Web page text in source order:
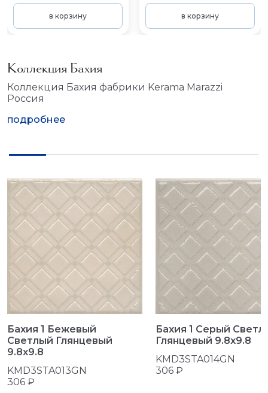
в корзину в корзину
Коллекция Бахия
Коллекция Бахия фабрики Kerama Marazzi
Россия
подробнее
Бахия 1 Бежевый
Светлый Глянцевый
9.8x9.8
KMD3STA013GN
306 ₽
Бахия 1 Серый
Глянцевый 9.8x9.8
KMD3STA014GN
306 ₽